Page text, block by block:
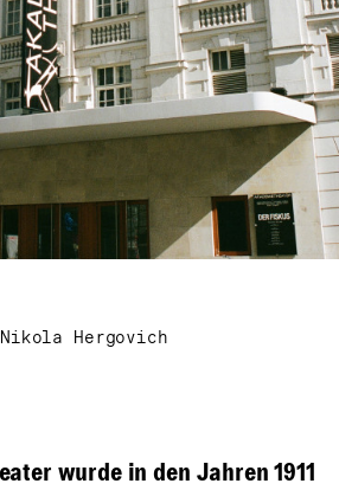
Hergovich
wurde in den Jahren 1911